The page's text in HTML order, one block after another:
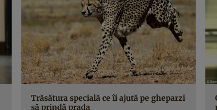
Trăsătura specială ce îi ajută pe gheparzi
să prindă prada